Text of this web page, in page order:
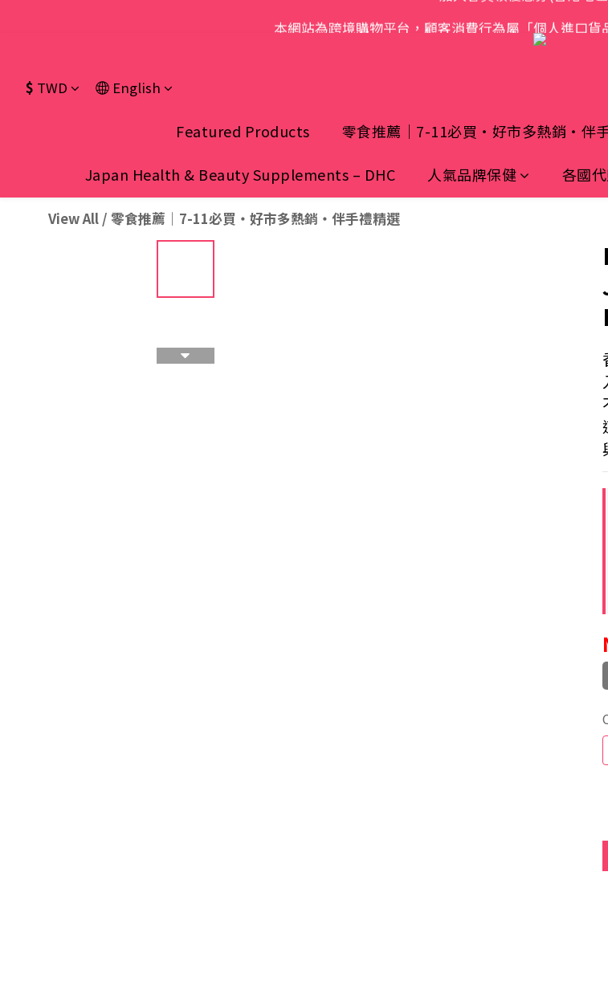
本網站為跨境購物平台，顧客消費行為屬「個人進口貨
歡迎光臨 S.A.W
$ TWD English
Featured Products 零食推薦｜7-11必買・好市多熱銷・伴
Japan Health & Beauty Supplements – DHC 人氣品牌保健 各國
View All / 零食推薦｜7-11必買・好市多熱銷・伴手禮精選